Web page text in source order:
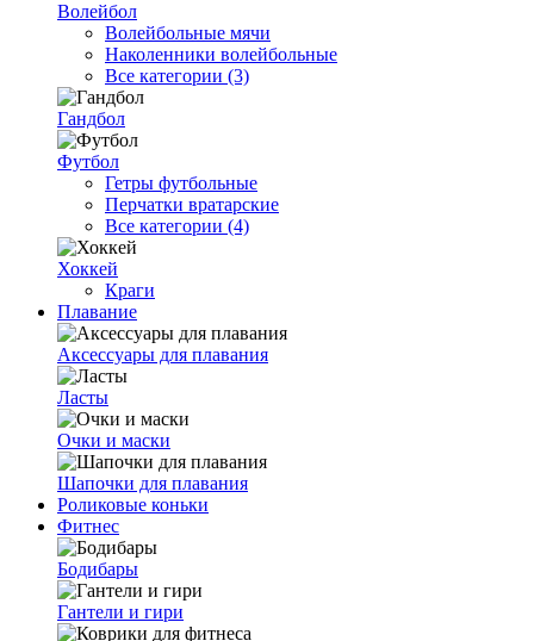
Волейбол
Волейбольные мячи
Наколенники волейбольные
Все категории (3)
Гандбол
Футбол
Гетры футбольные
Перчатки вратарские
Все категории (4)
Хоккей
Краги
Плавание
Аксессуары для плавания
Ласты
Очки и маски
Шапочки для плавания
Роликовые коньки
Фитнес
Бодибары
Гантели и гири